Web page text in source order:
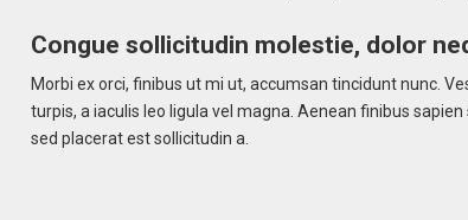
Congue sollicitudin molestie, dolor
Morbi ex orci, finibus ut mi ut, accumsan tincidunt nunc.
turpis, a iaculis leo ligula vel magna. Aenean finibus
sed placerat est sollicitudin a.